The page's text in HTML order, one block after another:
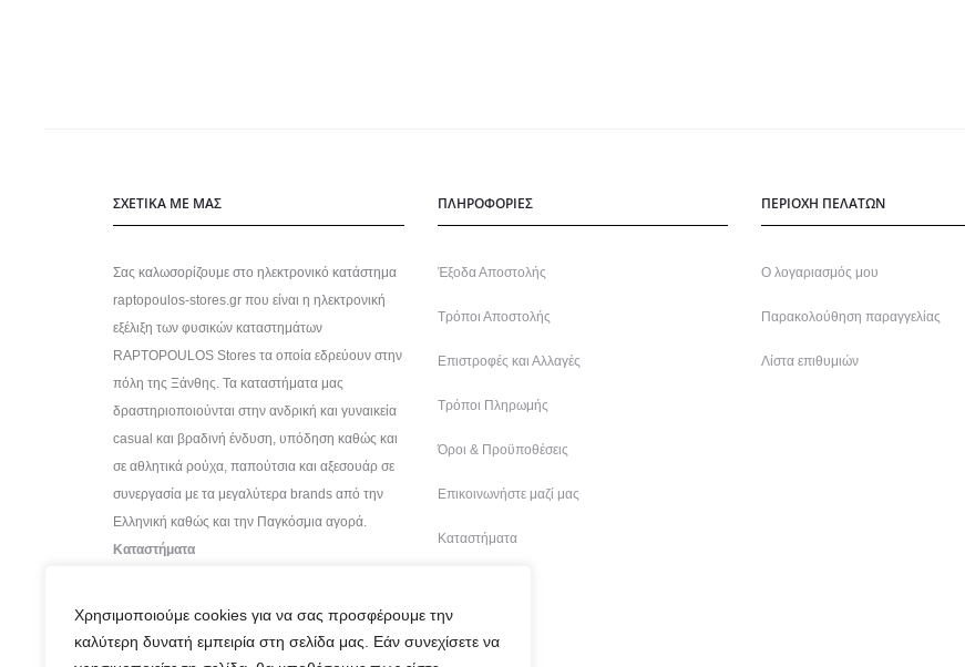
Χρησιμοποιούμε cookies για να σας προσφέρουμε την
καλύτερη δυνατή εμπειρία στη σελίδα μας. Εάν συνεχίσετε να
ΣΧΕΤΙΚΑ ΜΕ ΜΑΣ
Σας καλωσορίζουμε στο ηλεκτρονικό κατάστημα
raptopoulos-stores.gr που είναι η ηλεκτρονική
εξέλιξη των φυσικών καταστημάτων
RAPTOPOULOS Stores τα οποία εδρεύουν στην
πόλη της Ξάνθης. Τα καταστήματα μας
δραστηριοποιούνται στην ανδρική και γυναικεία
casual και βραδινή ένδυση, υπόδηση καθώς και
σε αθλητικά ρούχα, παπούτσια και αξεσουάρ σε
συνεργασία με τα μεγαλύτερα brands από την
Ελληνική καθώς και την Παγκόσμια αγορά.
Καταστήματα
ΠΛΗΡΟΦΟΡΙΕΣ
Έξοδα Αποστολής
Τρόποι Αποστολής
Επιστροφές και Αλλαγές
Τρόποι Πληρωμής
Όροι & Προϋποθέσεις
Επικοινωνήστε μαζί μας
Καταστήματα
ΠΕΡΙΟΧΗ ΠΕΛΑΤΩΝ
Ο λογαριασμός μου
Παρακολούθηση παραγγελίας
Λίστα επιθυμιών